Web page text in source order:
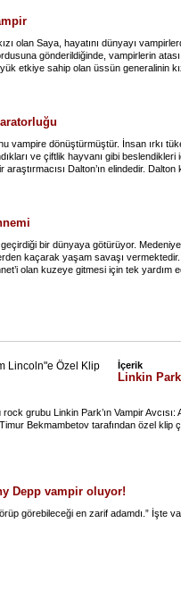
olan Saya, hayatını dünyayı
gönderildiğinde, vampirlerin
etkiye sahip olan üssün generalinin
vampire dönüştürmüştür. İnsan ırkı
ve çiftlik hayvanı gibi
Dalton’ın elindedir.
bir dünyaya götürüyor.
kaçarak yaşam savaşı
olan kuzeye gitmesi için tek yardım
İçerik
Linkin
grubu Linkin Park’ın Vampir
Bekmambetov tarafından özel klip
Depp vampir oluyor!
görebileceği en zarif adamdı.” İşte